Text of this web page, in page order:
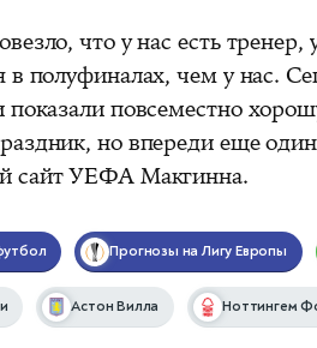
что у нас есть тренер,
в полуфиналах, чем у нас.
показали повсеместно
но впереди еще
сайт УЕФА Макгинна.
Прогнозы на Лигу Европы
Астон Вилла Ноттингем